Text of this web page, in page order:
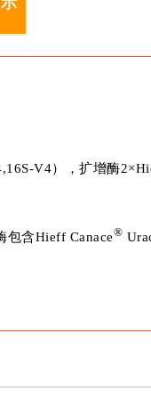
V4），扩增酶
包含Hieff Canace®